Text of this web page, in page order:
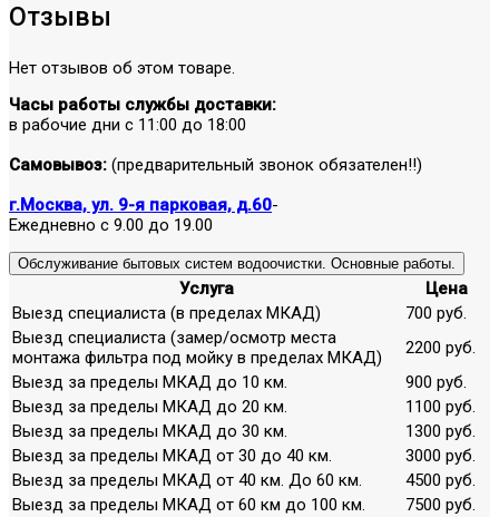
Отзывы
Нет отзывов об этом товаре.
Часы работы службы доставки:
в рабочие дни с 11:00 до 18:00
Самовывоз: (предварительный звонок обязателен!!)
г.Москва, ул. 9-я парковая, д.60-
Ежедневно с 9.00 до 19.00
Обслуживание бытовых систем водоочистки. Основные работы.
Услуга
Цена
Выезд специалиста (в пределах МКАД)
700 руб.
Выезд специалиста (замер/осмотр места
монтажа фильтра под мойку в пределах МКАД)
2200 руб.
Выезд за пределы МКАД до 10 км.
900 руб.
Выезд за пределы МКАД до 20 км.
1100 руб.
Выезд за пределы МКАД до 30 км.
1300 руб.
Выезд за пределы МКАД от 30 до 40 км.
3000 руб.
Выезд за пределы МКАД от 40 км. До 60 км.
4500 руб.
Выезд за пределы МКАД от 60 км до 100 км.
7500 руб.